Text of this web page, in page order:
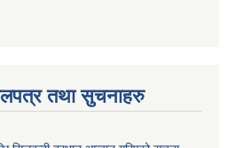
तथा सुचनाहरु